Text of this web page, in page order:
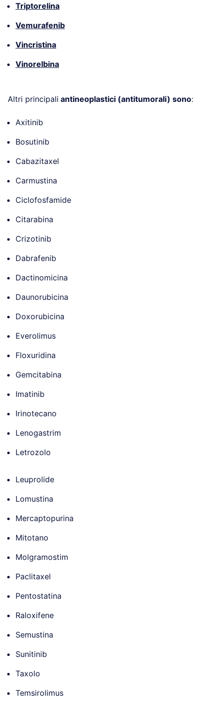
Triptorelina
Vemurafenib
Vincristina
Vinorelbina
Altri principali antineoplastici (antitumorali) sono:
Axitinib
Bosutinib
Cabazitaxel
Carmustina
Ciclofosfamide
Citarabina
Crizotinib
Dabrafenib
Dactinomicina
Daunorubicina
Doxorubicina
Everolimus
Floxuridina
Gemcitabina
Imatinib
Irinotecano
Lenogastrim
Letrozolo
Leuprolide
Lomustina
Mercaptopurina
Mitotano
Molgramostim
Paclitaxel
Pentostatina
Raloxifene
Semustina
Sunitinib
Taxolo
Temsirolimus